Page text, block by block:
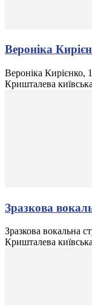
Вероніка
Вероніка Кирієнко,
Кришталева
Зразкова
Зразкова вокальна
Кришталева